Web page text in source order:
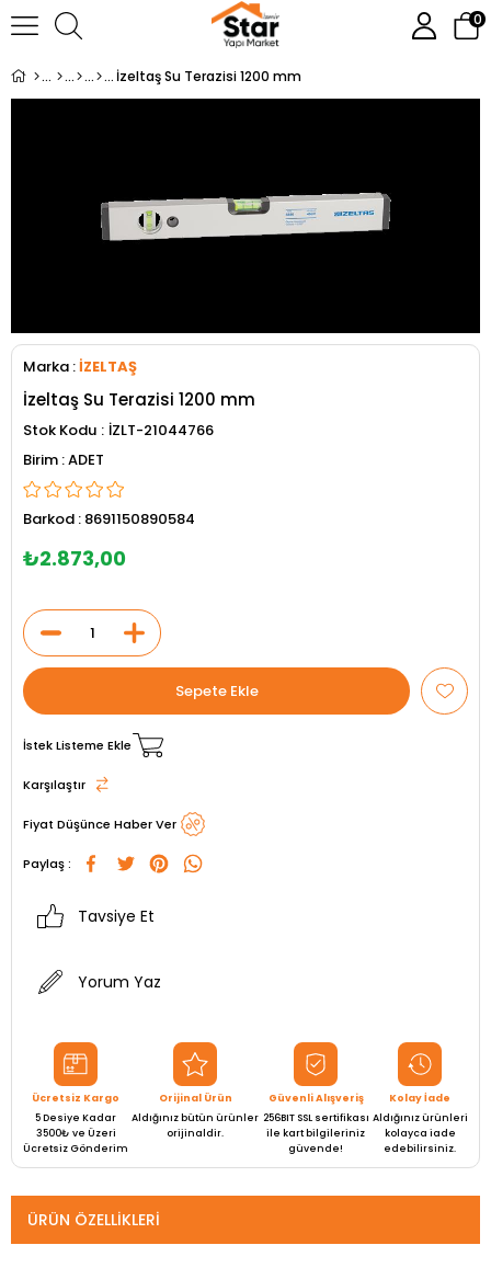
0
İzeltaş Su Terazisi 1200 mm
Marka :İZELTAŞ
İzeltaş Su Terazisi 1200 mm
Stok Kodu
İZLT-21044766
ADET
Barkod : 8691150890584
₺2.873,00
İstek Listeme Ekle
Karşılaştır
Fiyat Düşünce Haber Ver
Paylaş :
Tavsiye Et
Yorum Yaz
Ücretsiz Kargo
5 Desiye Kadar
3500₺ ve Üzeri
Ücretsiz Gönderim
Orijinal Ürün
Aldığınız bütün ürünler
orijinaldir.
Güvenli Alışveriş
256BIT SSL sertifikası
ile kart bilgileriniz
güvende!
Kolay İade
Aldığınız ürünleri
kolayca iade
edebilirsiniz.
ÜRÜN ÖZELLIKLERI